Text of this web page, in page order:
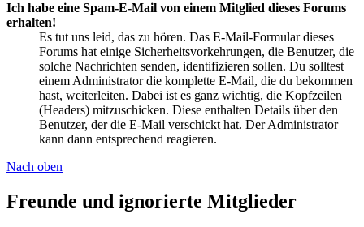
Ich habe eine Spam-E-Mail von einem Mitglied dieses Forums
erhalten!
Es tut uns leid, das zu hören. Das E-Mail-Formular dieses
Forums hat einige Sicherheitsvorkehrungen, die Benutzer, die
solche Nachrichten senden, identifizieren sollen. Du solltest
einem Administrator die komplette E-Mail, die du bekommen
hast, weiterleiten. Dabei ist es ganz wichtig, die Kopfzeilen
(Headers) mitzuschicken. Diese enthalten Details über den
Benutzer, der die E-Mail verschickt hat. Der Administrator
kann dann entsprechend reagieren.
Nach oben
Freunde und ignorierte Mitglieder